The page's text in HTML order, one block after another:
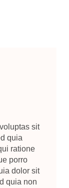
sit
quia
ratione
porro
dolor sit
quia non